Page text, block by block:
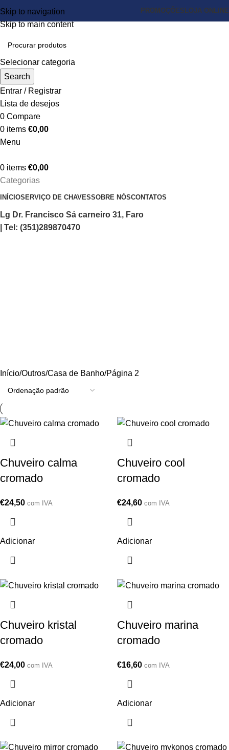
Skip to navigation
Skip to main content
PROMOÇÕES LOJA ONLINE
Selecionar categoria
Search
Entrar / Registrar
Lista de desejos
0 Compare
0 items €0,00
Menu
0 items €0,00
Categorias
INÍCIOSERVIÇO DE CHAVESSOBRE NÓSCONTATOS
Lg Dr. Francisco Sá carneiro 31, Faro
| Tel: (351)289870470
Início Outros Casa de Banho Página 2
Chuveiro calma
cromado
€24,50 com IVA
Adicionar
Chuveiro cool
cromado
€24,60 com IVA
Adicionar
Chuveiro kristal
cromado
€24,00 com IVA
Adicionar
Chuveiro marina
cromado
€16,60 com IVA
Adicionar